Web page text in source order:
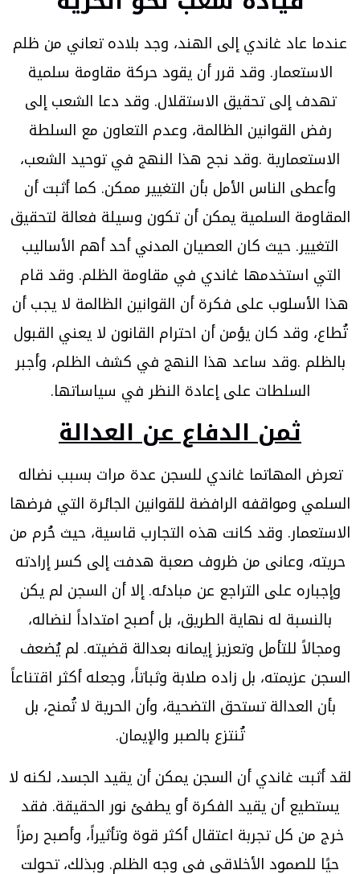
عندما عاد غاندي إلى الهند، وجد بلاده تعاني من ظلم
الاستعمار. وقد قرر أن يقود حركة مقاومة سلمية
تهدف إلى تحقيق الاستقلال. وقد دعا الشعب إلى
رفض القوانين الظالمة، وعدم التعاون مع السلطة
الاستعمارية .وقد نجح هذا النهج في توحيد الشعب،
وأعطى الناس الأمل بأن التغيير ممكن. كما أثبت أن
المقاومة السلمية يمكن أن تكون وسيلة فعالة لتحقيق
التغيير. حيث كان العصيان المدني أحد أهم الأساليب
التي استخدمها غاندي في مقاومة الظلم. وقد قام
هذا الأسلوب على فكرة أن القوانين الظالمة لا يجب أن
تُطاع، وقد كان يؤمن أن احترام القانون لا يعني القبول
بالظلم .وقد ساعد هذا النهج في كشف الظلم، وأجبر
السلطات على إعادة النظر في سياساتها.
ثمن الدفاع عن العدالة
تعرض المهاتما غاندي للسجن عدة مرات بسبب نضاله
السلمي ومواقفه الرافضة للقوانين الجائرة التي فرضها
الاستعمار. وقد كانت هذه التجارب قاسية، حيث حُرم من
حريته، وعانى من ظروف صعبة هدفت إلى كسر إرادته
وإجباره على التراجع عن مبادئه. إلا أن السجن لم يكن
بالنسبة له نهاية الطريق، بل أصبح امتداداً لنضاله،
ومجالاً للتأمل وتعزيز إيمانه بعدالة قضيته. لم يُضعف
السجن عزيمته، بل زاده صلابة وثباتاً، وجعله أكثر اقتناعاً
بأن العدالة تستحق التضحية، وأن الحرية لا تُمنح، بل
تُنتزع بالصبر والإيمان.
لقد أثبت غاندي أن السجن يمكن أن يقيد الجسد، لكنه لا
يستطيع أن يقيد الفكرة أو يطفئ نور الحقيقة. فقد
خرج من كل تجربة اعتقال أكثر قوة وتأثيراً، وأصبح رمزاً
حيًا للصمود الأخلاقي في وجه الظلم. وبذلك، تحولت